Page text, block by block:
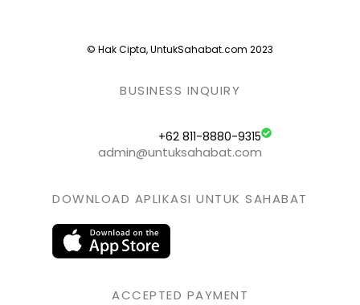
© Hak Cipta, UntukSahabat.com 2023
BUSINESS INQUIRY
+62 811-8880-9315
admin@untuksahabat.com
DOWNLOAD APLIKASI UNTUK SAHABAT
ACCEPTED PAYMENT